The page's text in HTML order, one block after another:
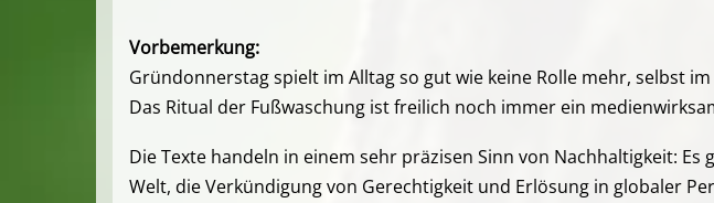
Vorbemerkung:
Gründonnerstag spielt im Alltag so gut wie keine Rolle mehr, selbst
Das Ritual der Fußwaschung ist freilich noch immer ein
Die Texte handeln in einem sehr präzisen Sinn von Nachhaltigkeit:
Welt, die Verkündigung von Gerechtigkeit und Erlösung in globaler